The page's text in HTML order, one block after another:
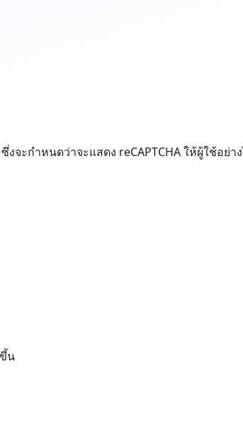
ซึ่งจะกำหนดว่าจะแสดง reCAPTCHA ให้ผู้ใช้อย่า
น